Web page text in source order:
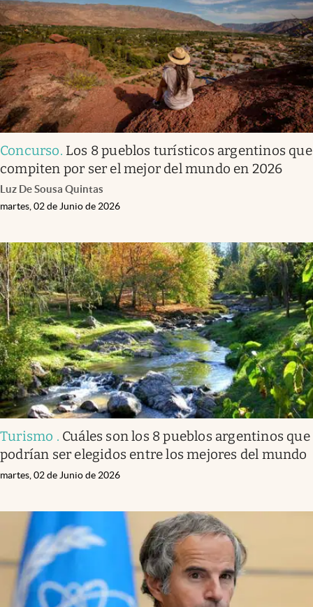
Concurso. Los 8 pueblos turísticos argentinos que
compiten por ser el mejor del mundo en 2026
Luz De Sousa Quintas
martes, 02 de Junio de 2026
Turismo . Cuáles son los 8 pueblos argentinos que
podrían ser elegidos entre los mejores del mundo
martes, 02 de Junio de 2026